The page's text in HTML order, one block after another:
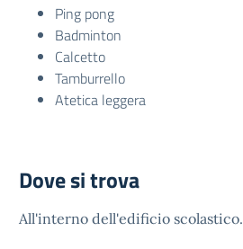
Ping pong
Badminton
Calcetto
Tamburrello
Atetica leggera
Dove si trova
All'interno dell'edificio scolastico.